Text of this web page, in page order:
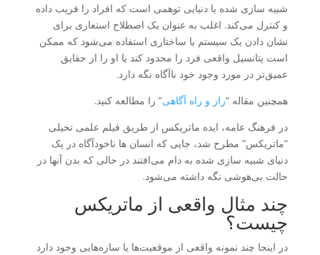
شبیه سازی شده یا دنیایی توهمی است که افراد را فریب داده
و کنترل می‌کند. اغلب به عنوان یک اصطلاح استعاری برای
نشان دادن یک سیستم یا ساختاری استفاده می‌شود که ممکن
است پتانسیل واقعی فرد را محدود کند یا او را از حقایق
عمیق‌تر در مورد وجود خود ناآگاه نگه دارد.
همچنین مقاله “راز و راه آگاهی” را مطالعه کنید.
در فرهنگ عامه، ایده ماتریکس از طریق فیلم علمی تخیلی
“ماتریکس” مطرح شد، جایی که انسان ها ناخودآگاه در یک
دنیای شبیه سازی شده به دام می‌افتند در حالی که بدن آنها در
حالت بی‌هوشی نگه داشته می‌شود.
چند مثال واقعی از ماتریکس
چیست؟
در اینجا چند نمونه واقعی از موقعیت‌ها یا سازه‌هایی وجود دارد